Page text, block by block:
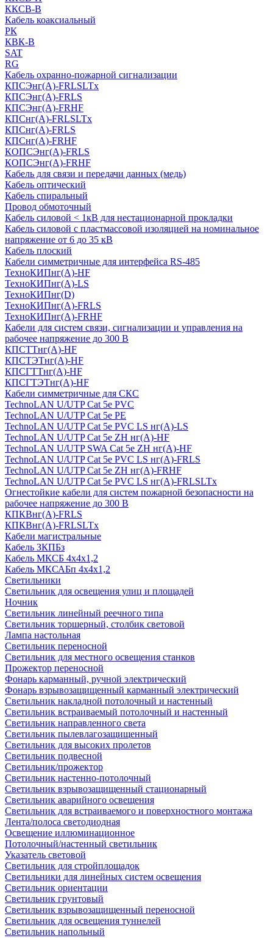
ККСВ-В
Кабель коаксиальный
РК
КВК-В
SAT
RG
Кабель охранно-пожарной сигнализации
КПСЭнг(А)-FRLSLTx
КПСЭнг(А)-FRLS
КПСЭнг(А)-FRHF
КПСнг(А)-FRLSLTx
КПСнг(А)-FRLS
КПСнг(А)-FRHF
КОПСЭнг(А)-FRLS
КОПСЭнг(А)-FRHF
Кабель для связи и передачи данных (медь)
Кабель оптический
Кабель спиральный
Провод обмоточный
Кабель силовой < 1кВ для нестационарной прокладки
Кабель силовой с пластмассовой изоляцией на номинальное
напряжение от 6 до 35 кВ
Кабель плоский
Кабели симметричные для интерфейса RS-485
ТеxноКИПнг(A)-HF
ТеxноКИПнг(A)-LS
ТеxноКИПнг(D)
ТехноКИПнг(A)-FRLS
ТехноКИПнг(A)-FRHF
Кабели для систем связи, сигнализации и управления на
рабочее напряжение до 300 В
КПСТТнг(A)-HF
КПСТЭТнг(A)-HF
КПСГТТнг(A)-HF
КПСГТЭТнг(A)-HF
Кабели симметричные для СКС
TechnoLAN U/UTP Cat 5e PVC
TechnoLAN U/UTP Cat 5e PE
TechnoLAN U/UTP Cat 5e PVC LS нг(A)-LS
TechnoLAN U/UTP Cat 5e ZH нг(A)-HF
TechnoLAN U/UTP SWA Cat 5e ZH нг(A)-HF
TechnoLAN U/UTP Cat 5e PVC LS нг(A)-FRLS
TechnoLAN U/UTP Cat 5e ZH нг(A)-FRHF
TechnoLAN U/UTP Cat 5e PVC LS нг(A)-FRLSLTx
Огнестойкие кабели для систем пожарной безопасности на
рабочее напряжение до 300 В
КПКВнг(A)-FRLS
КПКВнг(A)-FRLSLTx
Кабели магистральные
Кабель ЗКПБз
Кабель МКСБ 4х4х1,2
Кабель МКСАБп 4х4х1,2
Светильники
Светильник для освещения улиц и площадей
Ночник
Светильник линейный реечного типа
Светильник торшерный, столбик световой
Лампа настольная
Светильник переносной
Светильник для местного освещения станков
Прожектор переносной
Фонарь карманный, ручной электрический
Фонарь взрывозащищенный карманный электрический
Светильник накладной потолочный и настенный
Светильник встраиваемый потолочный и настенный
Светильник направленного света
Светильник пылевлагозащищенный
Светильник для высоких пролетов
Светильник подвесной
Светильник/прожектор
Светильник настенно-потолочный
Светильник взрывозащищенный стационарный
Светильник аварийного освещения
Светильник для встраиваемого и поверхностного монтажа
Лента/полоса светодиодная
Освещение иллюминационное
Потолочный/настенный светильник
Указатель световой
Светильник для стройплощадок
Светильники для линейных систем освещения
Светильник ориентации
Светильник грунтовый
Светильник взрывозащищенный переносной
Светильник для освещения туннелей
Светильник напольный